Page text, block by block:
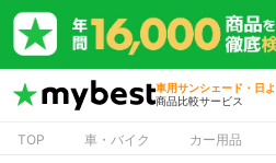
車用サンシェード・日
商品比較サービス
TOP 車・バイク カー用品